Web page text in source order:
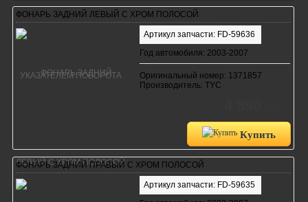
ФОНАРЬ ЗАДНИЙ ЛЕВЫЙ С ХРОМ ПОЛОСОЙ
Артикул запчасти: FD-59636
Год автомобиля: 2003-2007
Оригинальный номер: 1371857
Производитель: TYC
Купить
ФОНАРЬ ЗАДНИЙ ПРАВЫЙ С ХРОМ ПОЛОСОЙ
Артикул запчасти: FD-59635